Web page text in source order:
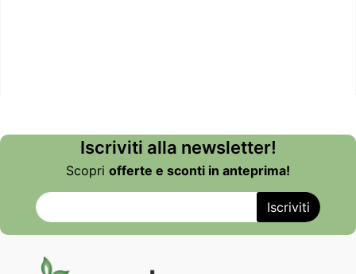
Iscriviti alla newsletter!
Scopri offerte e sconti in anteprima!